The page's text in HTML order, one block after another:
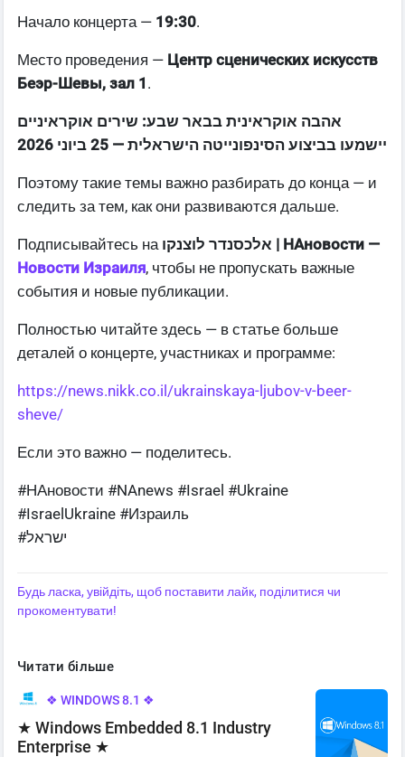
Начало концерта — 19:30.
Место проведения — Центр сценических искусств
Беэр-Шевы, зал 1 .
אהבה אוקראינית בבאר שבע: שירים אוקראיניים
יישמעו בביצוע הסינפונייטה הישראלית — 25 ביוני 2026
Поэтому такие темы важно разбирать до конца — и
следить за тем, как они развиваются дальше.
Подписывайтесь на
אלכסנדר לוצנקו | НАновости —
Новости Израиля, чтобы не пропускать важные
события и новые публикации.
Полностью читайте здесь — в статье больше
деталей о концерте, участниках и программе:
https://news.nikk.co.il/ukrainskaya-ljubov-v-beer-
sheve/
Если это важно — поделитесь.
#НАновости #NAnews #Israel #Ukraine
#IsraelUkraine #Израиль
#ישראל
Будь ласка, увійдіть, щоб поставити лайк, поділитися чи
прокоментувати!
Читати більше
❖ WINDOWS 8.1 ❖
★ Windows Embedded 8.1 Industry
Enterprise ★